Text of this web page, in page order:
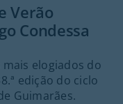
Verão
Condessa
elogiados do
edição do ciclo
Guimarães.